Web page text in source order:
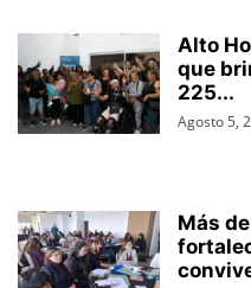
Alto
que
225...
Agosto 5,
Más